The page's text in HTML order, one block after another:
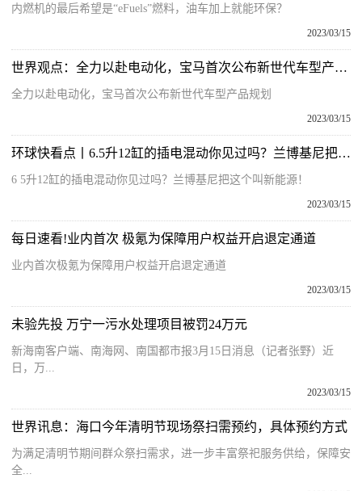
内燃机的最后希望是“eFuels”燃料，油车加上就能环保？
2023/03/15
世界观点：全力以赴电动化，宝马首次公布新世代车型产品规划
全力以赴电动化，宝马首次公布新世代车型产品规划
2023/03/15
环球快看点丨6.5升12缸的插电混动你见过吗？兰博基尼把这个叫新能源！
6 5升12缸的插电混动你见过吗？兰博基尼把这个叫新能源！
2023/03/15
每日速看!业内首次 极氪为保障用户权益开启退定通道
业内首次极氪为保障用户权益开启退定通道
2023/03/15
未验先投 万宁一污水处理项目被罚24万元
新海南客户端、南海网、南国都市报3月15日消息（记者张野）近
日，万...
2023/03/15
世界讯息：海口今年清明节现场祭扫需预约，具体预约方式
为满足清明节期间群众祭扫需求，进一步丰富祭祀服务供给，保障安
全...